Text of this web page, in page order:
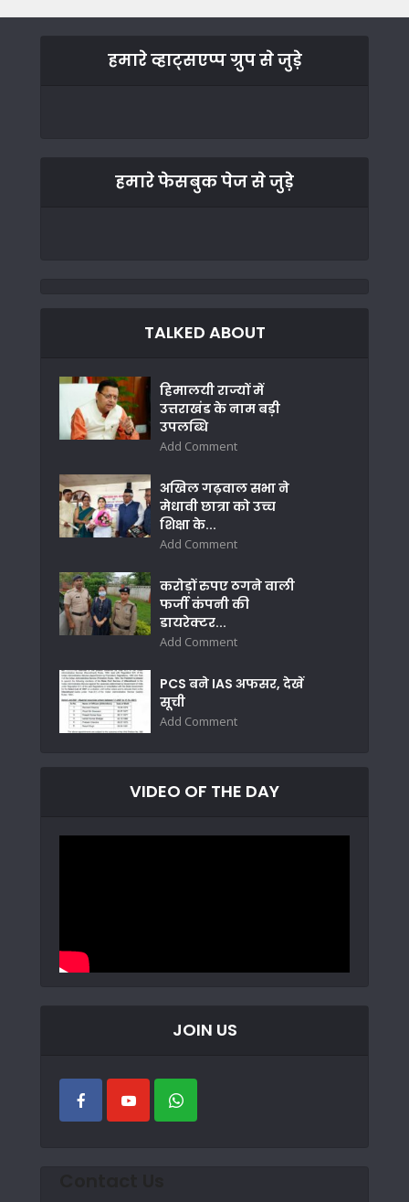
हमारे व्हाट्सएप्प ग्रुप से जुड़े
हमारे फेसबुक पेज से जुड़े
TALKED ABOUT
हिमालयी राज्यों में
उत्तराखंड के नाम बड़ी
उपलब्धि
Add Comment
अखिल गढ़वाल सभा ने
मेधावी छात्रा को उच्च
शिक्षा के...
Add Comment
करोड़ों रुपए ठगने वाली
फर्जी कंपनी की
डायरेक्टर...
Add Comment
PCS बने IAS अफसर, देखें
सूची
Add Comment
VIDEO OF THE DAY
JOIN US